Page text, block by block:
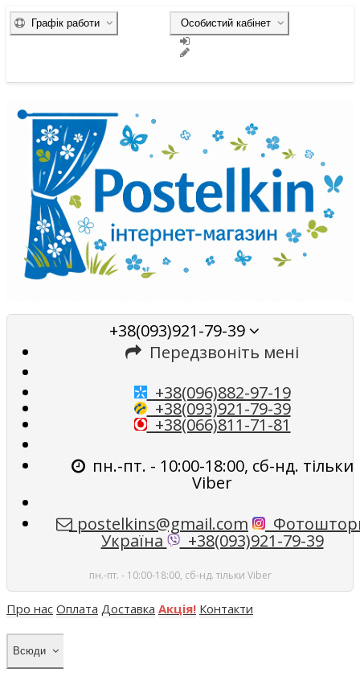
Особистий кабінет
Графік работи
+38(093)921-79-39
Передзвоніть мені
+38(096)882-97-19
+38(093)921-79-39
+38(066)811-71-81
пн.-пт. - 10:00-18:00, сб-нд. тільки
Viber
postelkins@gmail.com
Україна +38(093)921-79-39
пн.-пт. - 10:00-18:00, сб-нд. тільки Viber
Про нас Оплата Доставка Акція! Контакти
Всюди